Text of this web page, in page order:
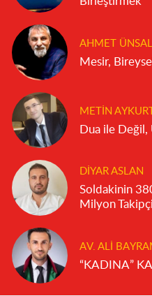
AHMET ÜNSAL
Mesir,
METIN
Dua ile Değil,
DIYAR ASLAN
Soldakinin
Milyon
AV. ALI
“KADINA”